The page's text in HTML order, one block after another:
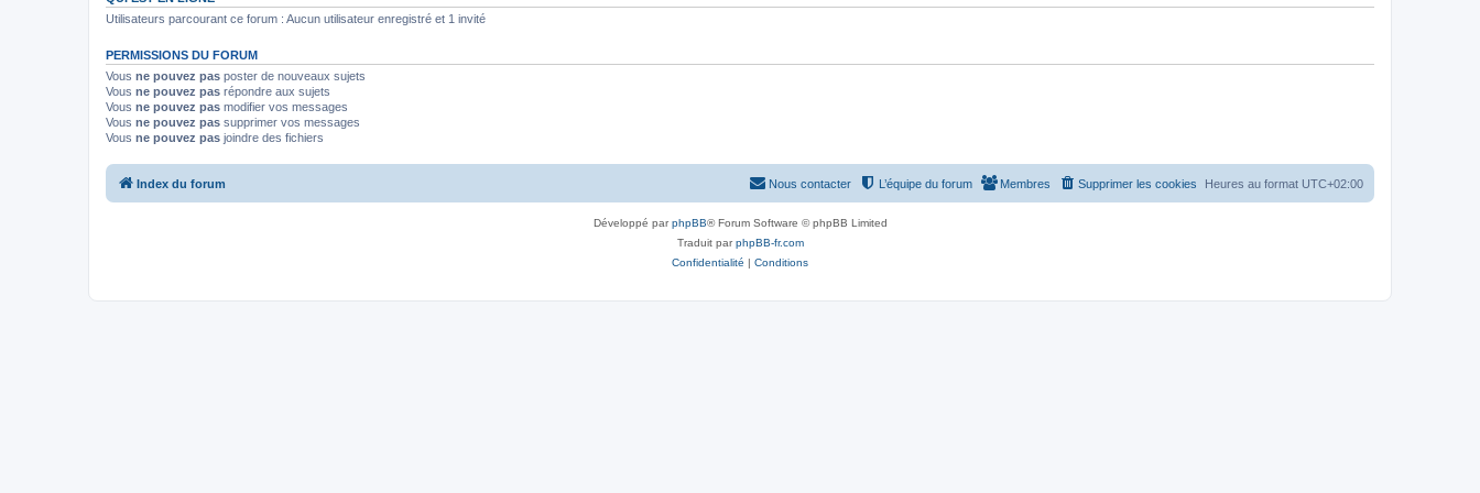
Utilisateurs parcourant ce forum : Aucun utilisateur enregistré et 1 invité
PERMISSIONS DU FORUM
Vous ne pouvez pas poster de nouveaux sujets
Vous ne pouvez pas répondre aux sujets
Vous ne pouvez pas modifier vos messages
Vous ne pouvez pas supprimer vos messages
Vous ne pouvez pas joindre des fichiers
Index du forum Heures au format UTC+02:00
Supprimer les cookies
Membres
L’équipe du forum
Nous contacter
Développé parphpBB® Forum Software © phpBB Limited
Traduit parphpBB-fr.com
Confidentialité | Conditions